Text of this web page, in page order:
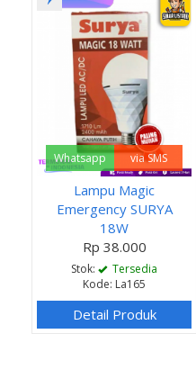
Whatsapp via SMS
Lampu Magic
Emergency SURYA
18W
Rp 38.000
Stok:
Tersedia
Kode: La165
Detail Produk